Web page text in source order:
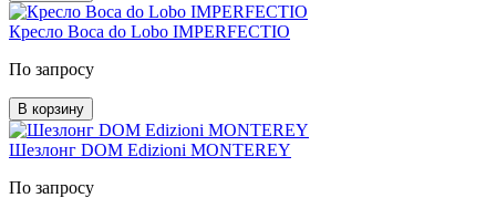
Кресло Boca do Lobo IMPERFECTIO
По запросу
В корзину
Шезлонг DOM Edizioni MONTEREY
По запросу